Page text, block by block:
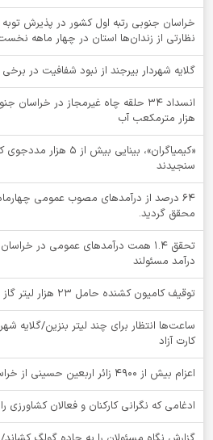
نظارتی از زندان‌ها استان در چهار ماهه نخست
گلایه شهردار بیرجند از نبود شفافیت در
هزار مترمکعب آب
«کیمیاگران»، بینایی
سنجیدند
64 درصد از درآمدهای مصوب عمومی
محقق گردید.
تحقق ۱.۴ همت درآمدهای عمومی در
درآمد مسئولند
توقيف کامیون کشنده حامل 23 هزار لیتر گاز مایع قاچاق در نهبندان
ساعت‌ها انتظار برای چند لیتر بنزین/گلایه
کارت آزاد
اعزام بیش از 4900 زائر اربعین حسینی از خراسان جنوبی
ادغامی که نگرانی کارکنان و فعالان کشاورزی